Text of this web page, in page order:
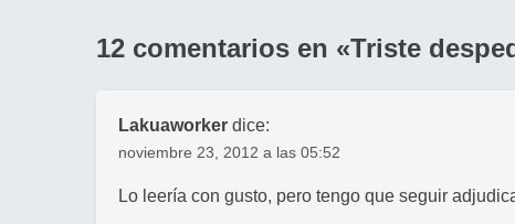
12 comentarios en «Triste
Lakuaworker dice:
noviembre 23, 2012 a las 05:52
Lo leería con gusto, pero tengo que seguir